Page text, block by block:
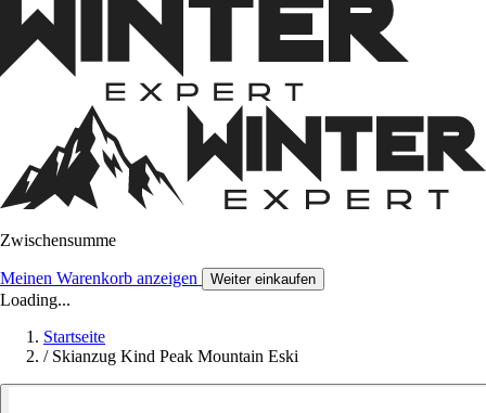
Zwischensumme
Meinen Warenkorb anzeigen Weiter einkaufen
Loading...
Startseite
/ Skianzug Kind Peak Mountain Eski